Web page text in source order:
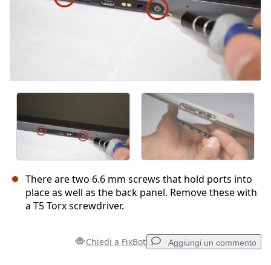
There are two 6.6 mm screws that hold ports into
place as well as the back panel. Remove these with
a T5 Torx screwdriver.
Chiedi a FixBot Aggiungi un commento